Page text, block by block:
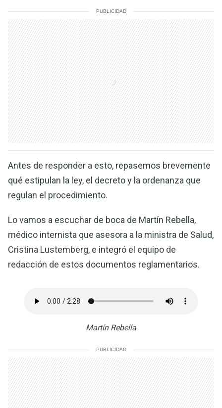
PUBLICIDAD
Antes de responder a esto, repasemos brevemente
qué estipulan la ley, el decreto y la ordenanza que
regulan el procedimiento.
Lo vamos a escuchar de boca de Martín Rebella,
médico internista que asesora a la ministra de Salud,
Cristina Lustemberg, e integró el equipo de
redacción de estos documentos reglamentarios.
Martín Rebella
PUBLICIDAD